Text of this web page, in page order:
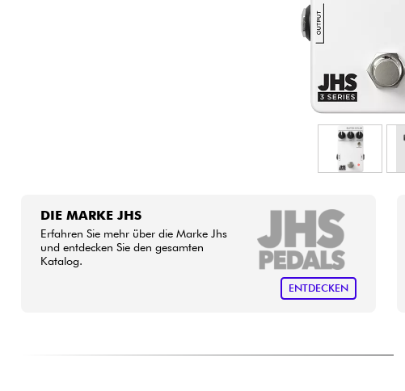
DIE MARKE JHS
Erfahren Sie mehr über die Marke Jhs
und entdecken Sie den gesamten
Katalog.
ENTDECKEN